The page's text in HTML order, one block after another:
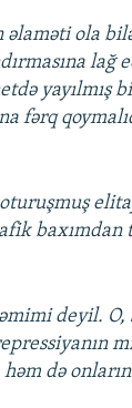
əlaməti ola
lağ
yayılmış
fərq
baxımdan
deyil. O,
də